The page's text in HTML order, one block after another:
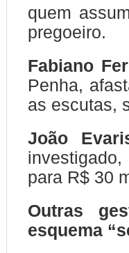
quem
pregoeiro.
Fabiano
Penha,
as escutas,
João
para R$ 30
Outras
esquema